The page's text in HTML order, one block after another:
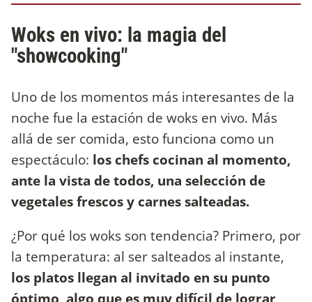
Woks en vivo: la magia del
"showcooking"
Uno de los momentos más interesantes de la
noche fue la estación de woks en vivo. Más
allá de ser comida, esto funciona como un
espectáculo: los chefs cocinan al momento,
ante la vista de todos, una selección de
vegetales frescos y carnes salteadas.
¿Por qué los woks son tendencia? Primero, por
la temperatura: al ser salteados al instante,
los platos llegan al invitado en su punto